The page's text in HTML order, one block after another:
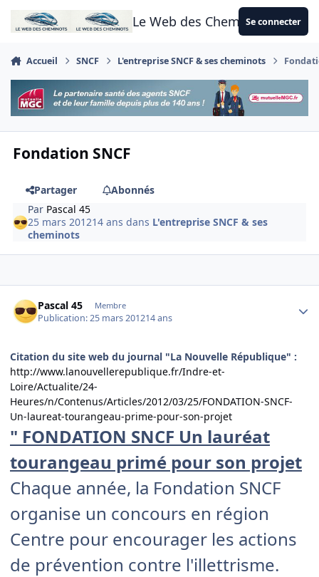
Aller au contenu
Le Web des CheminotsSe connecter
Accueil SNCF L'entreprise SNCF & ses cheminots
Fondation SNCF
Partager
Abonnés
Par Pascal 45
25 mars 201214 ans dans L'entreprise SNCF & ses
cheminots
Pascal 45 Membre
Publication:25 mars 201214 ans
Citation du site web du journal "La Nouvelle République" :
http://www.lanouvellerepublique.fr/Indre-et-
Loire/Actualite/24-
Heures/n/Contenus/Articles/2012/03/25/FONDATION-SNCF-
Un-laureat-tourangeau-prime-pour-son-projet
" FONDATION SNCF Un lauréat
tourangeau primé pour son projet
Chaque année, la Fondation SNCF
organise un concours en région
Centre pour encourager les actions
de prévention contre l'illettrisme.